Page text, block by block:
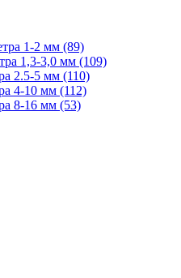
1-2 мм (89)
1,3-3,0 мм (109)
2.5-5 мм (110)
4-10 мм (112)
8-16 мм (53)